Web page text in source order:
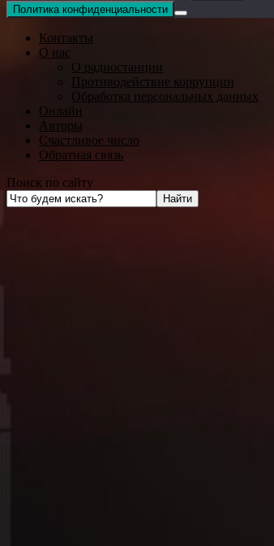
Политика конфиденциальности
Контакты
О нас
О радиостанции
Противодействие коррупции
Обработка персональных данных
Онлайн
Авторы
Счастливое число
Обратная связь
Поиск по сайту